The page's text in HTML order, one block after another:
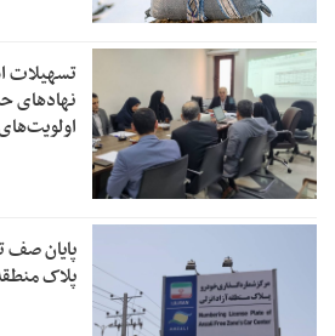
تسهیلات
نهادهای
پایان صف
پلاک